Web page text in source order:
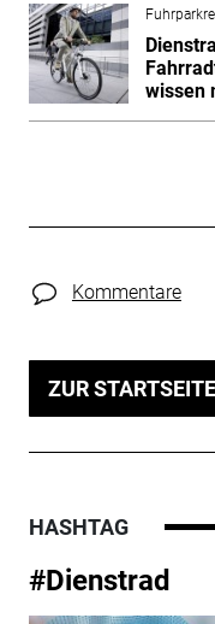
wissen
Kommentare
ZUR STARTSEITE
HASHTAG
#Dienstrad